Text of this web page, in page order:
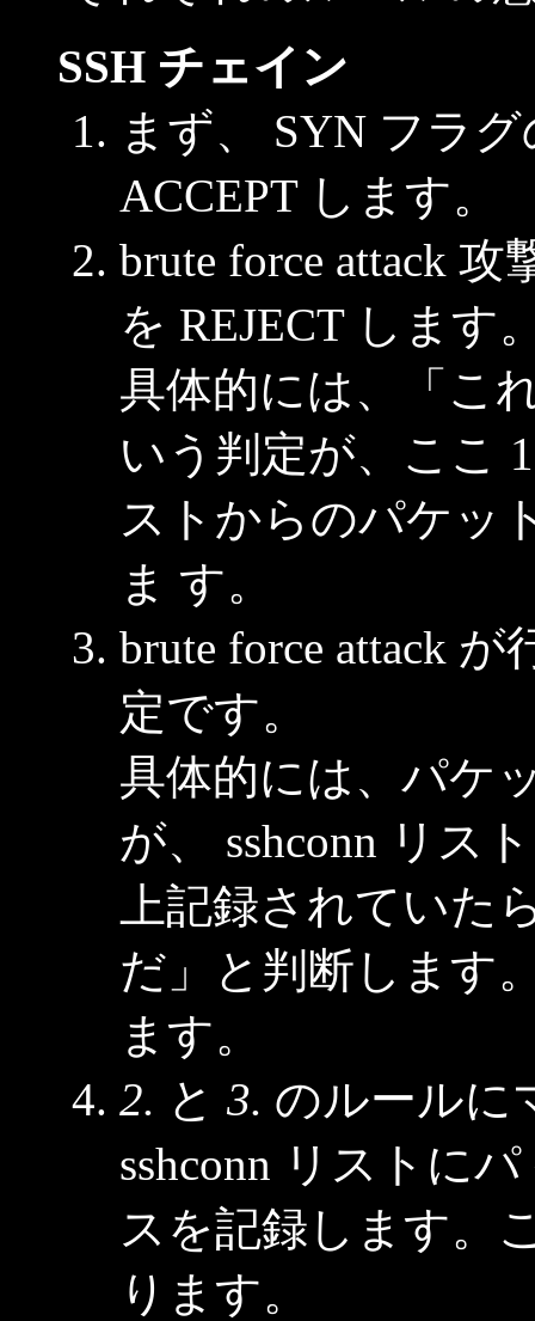
SSH チェイン
まず、 SYN フラ
ACCEPT します。
brute force attack
を REJECT します
具体的には、「こ
いう判定が、ここ
ストからのパケッ
ま す。
brute force attack
定です。
具体的には、パケ
が、 sshconn リス
上記録されていた
だ」と判断します
ます。
2. と 3. のルールに
sshconn リストに
スを記録します。
ります。